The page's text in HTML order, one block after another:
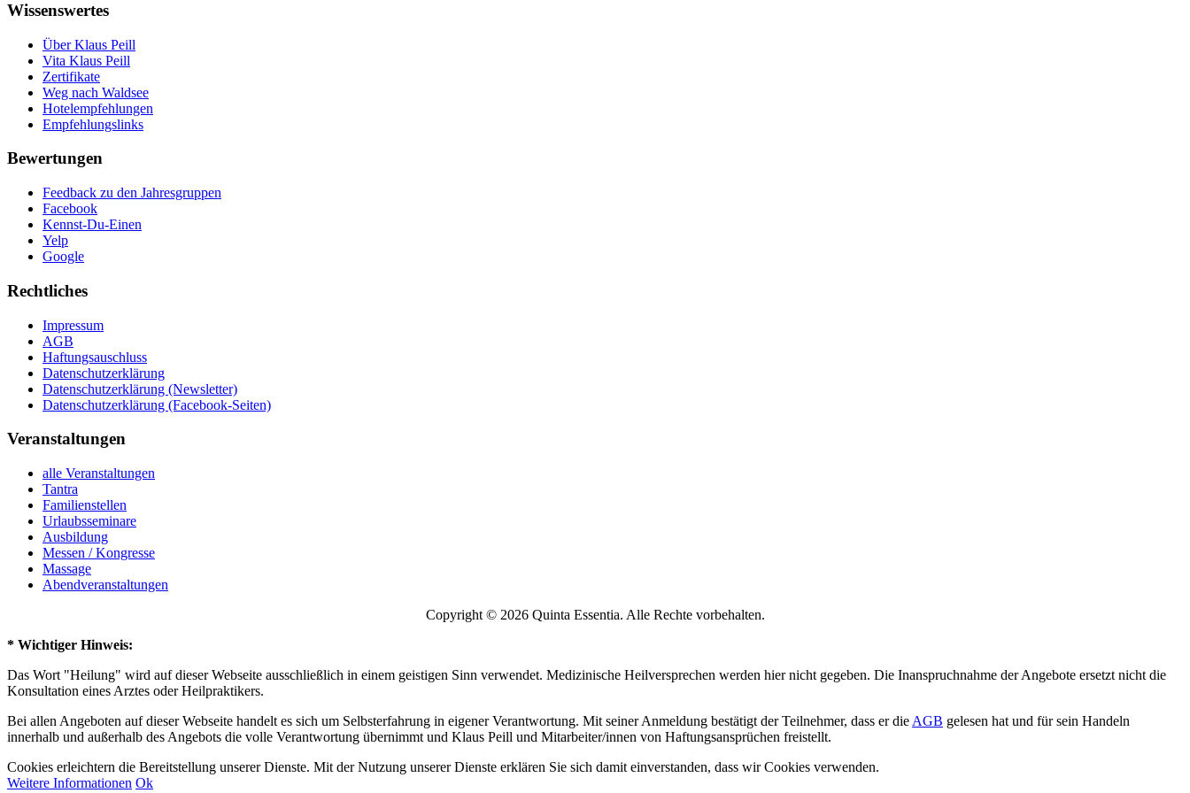
Wissenswertes
Über Klaus Peill
Vita Klaus Peill
Zertifikate
Weg nach Waldsee
Hotelempfehlungen
Empfehlungslinks
Bewertungen
Feedback zu den Jahresgruppen
Facebook
Kennst-Du-Einen
Yelp
Google
Rechtliches
Impressum
AGB
Haftungsauschluss
Datenschutzerklärung
Datenschutzerklärung (Newsletter)
Datenschutzerklärung (Facebook-Seiten)
Veranstaltungen
alle Veranstaltungen
Tantra
Familienstellen
Urlaubsseminare
Ausbildung
Messen / Kongresse
Massage
Abendveranstaltungen
Copyright © 2026 Quinta Essentia. Alle Rechte vorbehalten.
* Wichtiger Hinweis:
Das Wort "Heilung" wird auf dieser Webseite ausschließlich in einem geistigen Sinn verwendet. Medizinische Heilversprechen werden hier nicht gegeben. Die Inanspruchnahme der Angebote ersetzt nicht die
Konsultation eines Arztes oder Heilpraktikers.
Bei allen Angeboten auf dieser Webseite handelt es sich um Selbsterfahrung in eigener Verantwortung. Mit seiner Anmeldung bestätigt der Teilnehmer, dass er die AGB gelesen hat und für sein Handeln
innerhalb und außerhalb des Angebots die volle Verantwortung übernimmt und Klaus Peill und Mitarbeiter/innen von Haftungsansprüchen freistellt.
Cookies erleichtern die Bereitstellung unserer Dienste. Mit der Nutzung unserer Dienste erklären Sie sich damit einverstanden, dass wir Cookies verwenden.
Weitere Informationen Ok